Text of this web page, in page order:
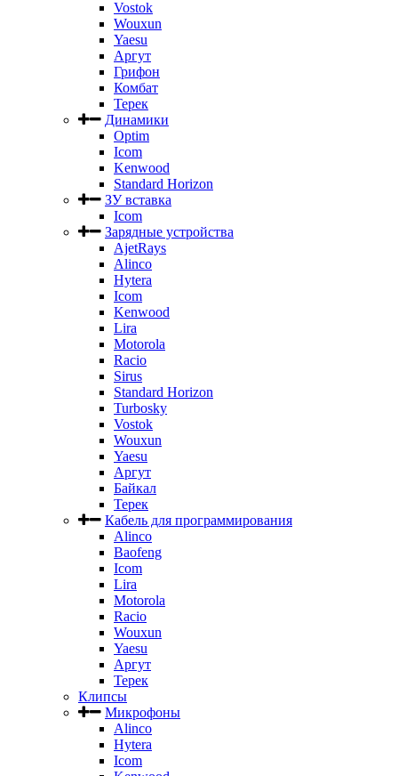
Vostok
Wouxun
Yaesu
Аргут
Грифон
Комбат
Терек
Динамики
Optim
Icom
Kenwood
Standard Horizon
ЗУ вставка
Icom
Зарядные устройства
AjetRays
Alinco
Hytera
Icom
Kenwood
Lira
Motorola
Racio
Sirus
Standard Horizon
Turbosky
Vostok
Wouxun
Yaesu
Аргут
Байкал
Терек
Кабель для программирования
Alinco
Baofeng
Icom
Lira
Motorola
Racio
Wouxun
Yaesu
Аргут
Терек
Клипсы
Микрофоны
Alinco
Hytera
Icom